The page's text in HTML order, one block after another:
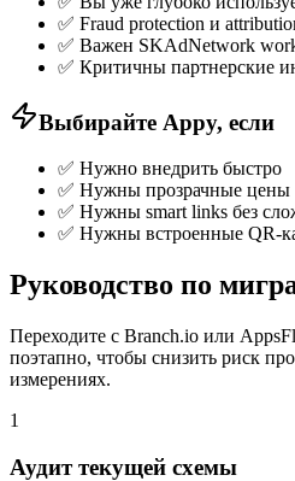
✅ Fraud protection и
✅ Важен SKAdNetwork
✅ Критичны партнерские
Выбирайте Appy, если
✅ Нужно внедрить быстро
✅ Нужны прозрачные цены
✅ Нужны smart links без
✅ Нужны встроенные QR-
Руководство по
Переходите с Branch.io или
поэтапно, чтобы снизить риск
измерениях.
1
Аудит текущей схемы